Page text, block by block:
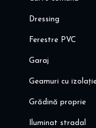
Dressing
Ferestre PVC
Garaj
Geamuri cu
Grădină proprie
Iluminat stradal